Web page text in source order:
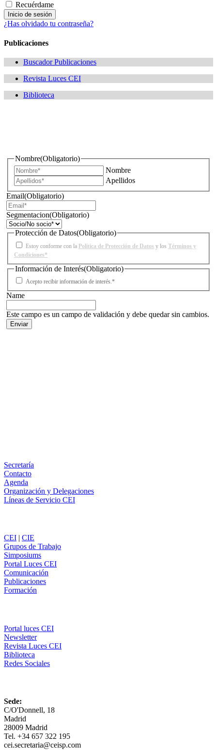
Recuérdame
¿Has olvidado tu contraseña?
Publicaciones
Buscador Publicaciones
Revista Luces CEI
Biblioteca
Nombre(Obligatorio)
Nombre
Apellidos
Email(Obligatorio)
Segmentacion(Obligatorio)
Protección de Datos(Obligatorio)
Estoy conforme con la Política de Protección de Datos y los Términos y
Condiciones*
Información de Interés(Obligatorio)
Acepto recibir información de interés.*
Name
Este campo es un campo de validación y debe quedar sin cambios.
Secretaría
Contacto
Agenda
Organización y Delegaciones
Líneas de Servicio CEI
CEI | CIE
Grupos de Trabajo
Simposiums
Portal Luces CEI
Comunicación
Publicaciones
Formación
Portal luces CEI
Newsletter
Revista Luces CEI
Biblioteca
Redes Sociales
Sede:
C/O'Donnell, 18
Madrid
28009 Madrid
Tel. +34 657 322 195
cei.secretaria@ceisp.com